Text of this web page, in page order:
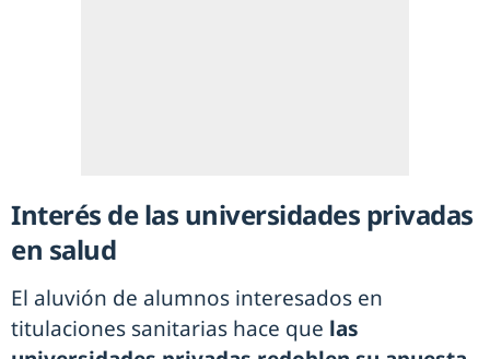
Interés de las universidades privadas
en salud
El aluvión de alumnos interesados en
titulaciones sanitarias hace que las